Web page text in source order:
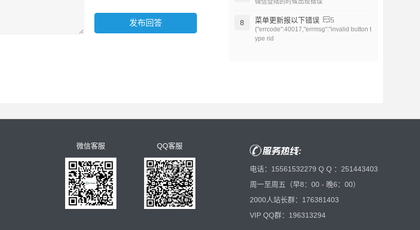
8 菜单更新报以下错误 5
{"errcode":40017,"errmsg":"invalid button t
ype rid
微信客服 QQ客服
电话： 15561532279 Q Q ： 251443403
周一至周五（早8：00 - 晚6：00）
2000人站长群： 176381403
VIP QQ群： 196313294